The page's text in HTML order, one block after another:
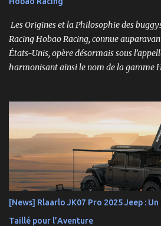
hexes + nouveau composé de pneus
Les Origines et la Philosophie des
Racing Hobao Racing, connue
États-Unis, opère désormais sous
harmonisant ainsi le nom de la gamme
Hyper, véritable référence pour les
terrain, s’est imposée depuis son
comme un choix incontournable. Conçue
exigences des pilotes compétitifs, elle se
performances optimales, sa robustesse
atouts essentiels sur les circuits off-road.
[News] Rlaarlo JK07 Pro 2025 Jeep :
Taillé pour l’Aventure